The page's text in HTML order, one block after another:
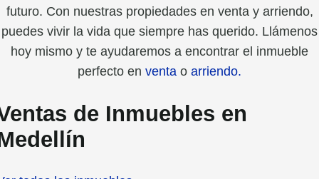
futuro. Con nuestras propiedades en venta y arriendo,
puedes vivir la vida que siempre has querido. Llámenos
hoy mismo y te ayudaremos a encontrar el inmueble
perfecto en venta o arriendo.
de Inmuebles en